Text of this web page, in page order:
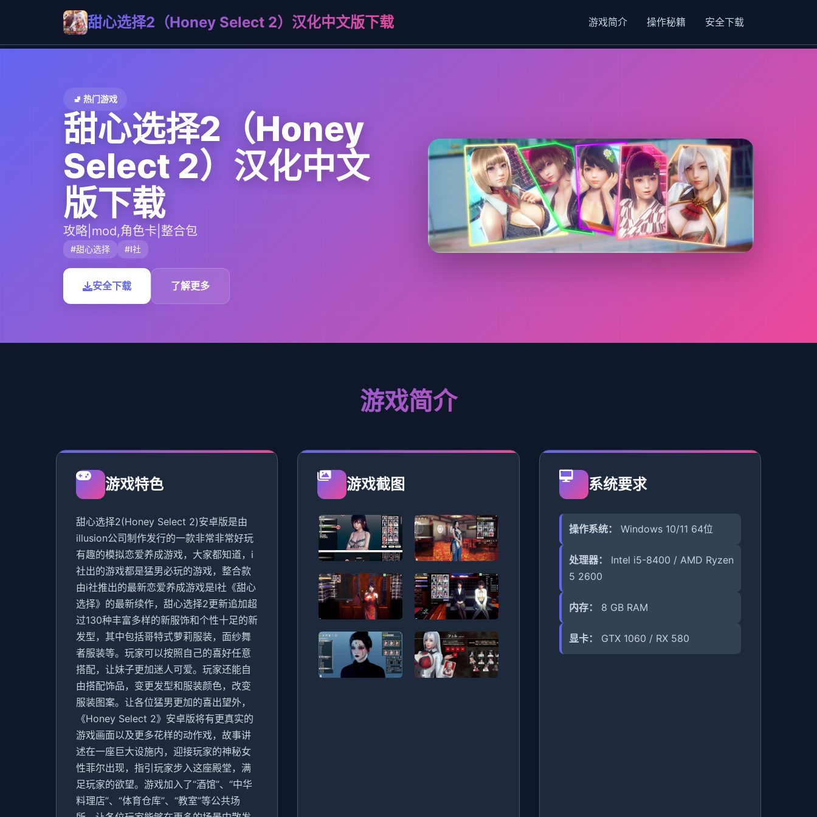
甜心选择2（Honey Select 2）汉化中文版下载 游戏简介 操作秘籍 安全下载
🚽 热门游戏
甜心选择2（Honey
Select 2）汉化中文
版下载
攻略|mod,角色卡|整合包
#甜心选择 #I社
安全下载 了解更多
游戏简介
游戏特色
甜心选择2(Honey Select 2)安卓版是由
illusion公司制作发行的一款非常非常好玩
有趣的模拟恋爱养成游戏，大家都知道，i
社出的游戏都是猛男必玩的游戏，整合款
由i社推出的最新恋爱养成游戏是I社《甜心
选择》的最新续作，甜心选择2更新追加超
过130种丰富多样的新服饰和个性十足的新
发型，其中包括哥特式萝莉服装，面纱舞
者服装等。玩家可以按照自己的喜好任意
搭配，让妹子更加迷人可爱。玩家还能自
由搭配饰品，变更发型和服装颜色，改变
服装图案。让各位猛男更加的喜出望外，
《Honey Select 2》安卓版将有更真实的
游戏画面以及更多花样的动作戏，故事讲
述在一座巨大设施内，迎接玩家的神秘女
性菲尔出现，指引玩家步入这座殿堂，满
足玩家的欲望。游戏加入了“酒馆”、“中华
料理店”、“体育仓库”、“教室”等公共场
游戏截图 系统要求
操作系统： Windows 10/11 64位
处理器：
Intel i5-8400 / AMD Ryzen
5 2600
内存： 8 GB RAM
显卡： GTX 1060 / RX 580